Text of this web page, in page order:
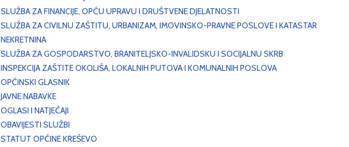
SLUŽBA ZA FINANCIJE, OPĆU UPRAVU I DRUŠTVENE DJELATNOSTI
SLUŽBA ZA CIVILNU ZAŠTITU, URBANIZAM, IMOVINSKO-PRAVNE POSLOVE I KATASTAR
NEKRETNINA
SLUŽBA ZA GOSPODARSTVO, BRANITELJSKO-INVALIDSKU I SOCIJALNU SKRB
INSPEKCIJA ZAŠTITE OKOLIŠA, LOKALNIH PUTOVA I KOMUNALNIH POSLOVA
OPĆINSKI GLASNIK
JAVNE NABAVKE
OGLASI I NATJEČAJI
OBAVIJESTI SLUŽBI
STATUT OPĆINE KREŠEVO